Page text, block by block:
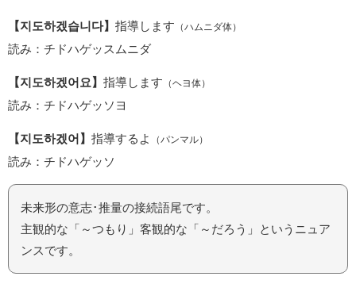
【지도하겠습니다】 指導します （ハムニダ体）
読み：チドハゲッスムニダ
【지도하겠어요】 指導します （ヘヨ体）
読み：チドハゲッソヨ
【지도하겠어】 指導するよ （パンマル）
読み：チドハゲッソ
未来形の意志･推量の接続語尾です。
主観的な「～つもり」客観的な「～だろう」というニュア
ンスです。